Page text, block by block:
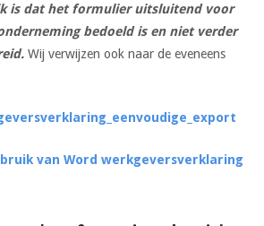
is dat het formulier uitsluitend voor
bedoeld is en niet verder
Wij verwijzen ook naar de eveneens
van Word werkgeversverklaring